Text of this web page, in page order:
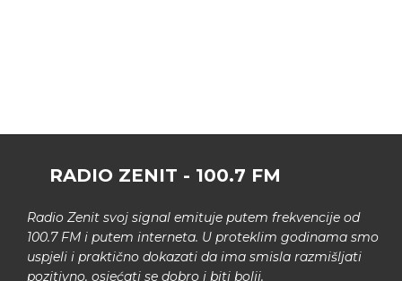
RADIO ZENIT - 100.7 FM
Radio Zenit svoj signal emituje putem frekvencije od
100.7 FM i putem interneta. U proteklim godinama smo
uspjeli i praktično dokazati da ima smisla razmišljati
pozitivno, osjećati se dobro i biti bolji.